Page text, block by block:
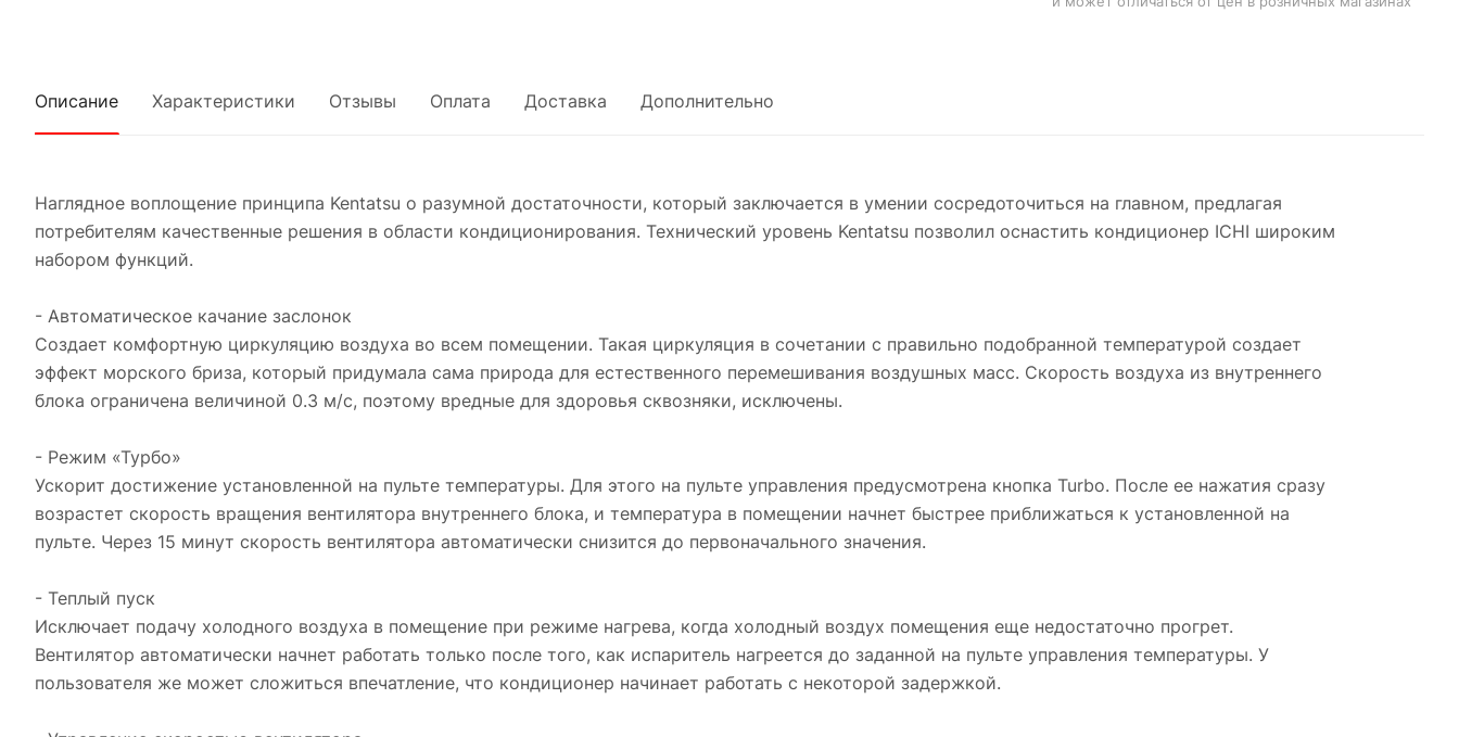
Описание Характеристики Отзывы Оплата Доставка Дополнительно
Наглядное воплощение принципа Kentatsu о разумной достаточности, который заключается в умении сосредоточиться на главном, предлагая
потребителям качественные решения в области кондиционирования. Технический уровень Kentatsu позволил оснастить кондиционер ICHI широким
набором функций.
- Автоматическое качание заслонок
Создает комфортную циркуляцию воздуха во всем помещении. Такая циркуляция в сочетании с правильно подобранной температурой создает
эффект морского бриза, который придумала сама природа для естественного перемешивания воздушных масс. Скорость воздуха из внутреннего
блока ограничена величиной 0.3 м/с, поэтому вредные для здоровья сквозняки, исключены.
- Режим «Турбо»
Ускорит достижение установленной на пульте температуры. Для этого на пульте управления предусмотрена кнопка Turbo. После ее нажатия сразу
возрастет скорость вращения вентилятора внутреннего блока, и температура в помещении начнет быстрее приближаться к установленной на
пульте. Через 15 минут скорость вентилятора автоматически снизится до первоначального значения.
- Теплый пуск
Исключает подачу холодного воздуха в помещение при режиме нагрева, когда холодный воздух помещения еще недостаточно прогрет.
Вентилятор автоматически начнет работать только после того, как испаритель нагреется до заданной на пульте управления температуры. У
пользователя же может сложиться впечатление, что кондиционер начинает работать с некоторой задержкой.